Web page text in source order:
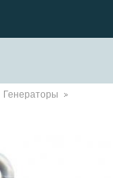
Генераторы